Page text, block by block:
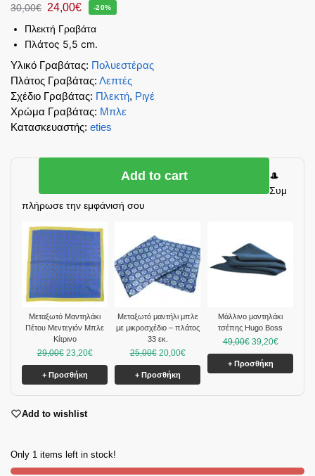
30,00€ 24,00€ -20%
Πλεκτή Γραβάτα
Πλάτος 5,5 cm.
Υλικό Γραβάτας: Πολυεστέρας
Πλάτος Γραβάτας: Λεπτές
Σχέδιο Γραβάτας: Πλεκτή, Ριγέ
Χρώμα Γραβάτας: Μπλε
Κατασκευαστής: eties
Add to cart
🎩
Συμ
πλήρωσε την εμφάνισή σου
Μεταξωτό Μαντηλάκι
Πέτου Μεντεγιόν Μπλε
Κίτρινο
29,00€ 23,20€
+ Προσθήκη
Μεταξωτό μαντήλι μπλε
με μικροσχέδιο – πλάτος
33 εκ.
25,00€ 20,00€
+ Προσθήκη
Μάλλινο μαντηλάκι
τσέπης Hugo Boss
49,00€ 39,20€
+ Προσθήκη
Add to wishlist
Only 1 items left in stock!